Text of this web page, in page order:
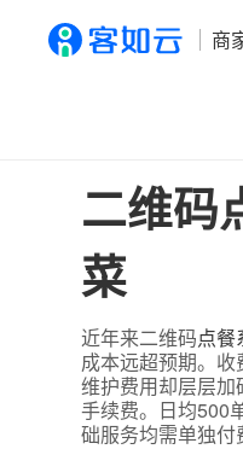
商
二维码
菜
近年来二维码点餐
成本远超预期。
维护费用却层层
手续费。日均500
础服务均需单独付